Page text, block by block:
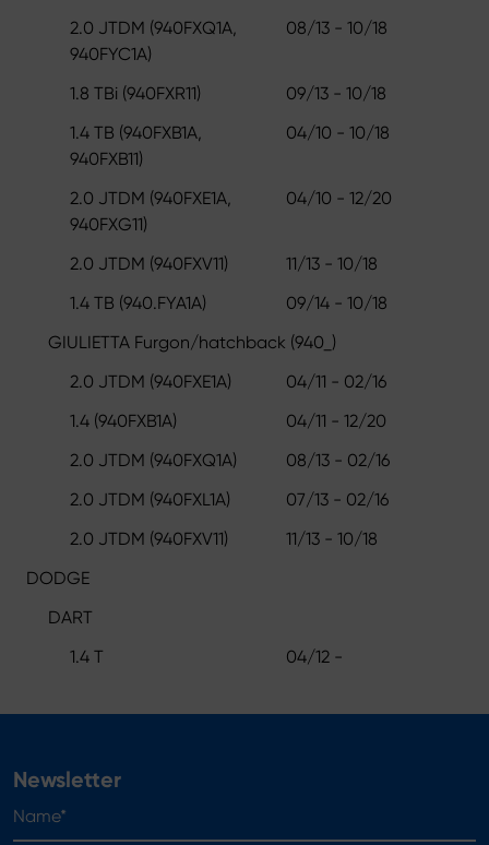
2.0 JTDM (940FXQ1A,
940FYC1A)
08/13 - 10/18
1.8 TBi (940FXR11)
09/13 - 10/18
1.4 TB (940FXB1A,
940FXB11)
04/10 - 10/18
2.0 JTDM (940FXE1A,
940FXG11)
04/10 - 12/20
2.0 JTDM (940FXV11)
11/13 - 10/18
1.4 TB (940.FYA1A)
09/14 - 10/18
GIULIETTA Furgon/hatchback (940_)
2.0 JTDM (940FXE1A)
04/11 - 02/16
1.4 (940FXB1A)
04/11 - 12/20
2.0 JTDM (940FXQ1A)
08/13 - 02/16
2.0 JTDM (940FXL1A)
07/13 - 02/16
2.0 JTDM (940FXV11)
11/13 - 10/18
DODGE
DART
1.4 T
04/12 -
Newsletter